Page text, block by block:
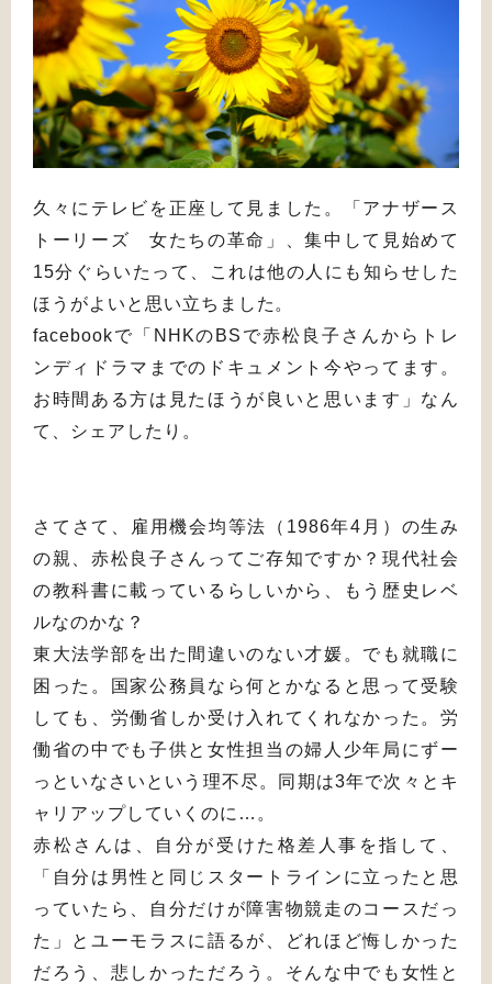
久々にテレビを正座して見ました。「アナザース
トーリーズ 女たちの革命」、集中して見始めて
15分ぐらいたって、これは他の人にも知らせした
ほうがよいと思い立ちました。
facebookで「NHKのBSで赤松良子さんからトレ
ンディドラマまでのドキュメント今やってます。
お時間ある方は見たほうが良いと思います」なん
て、シェアしたり。
さてさて、雇用機会均等法（1986年4月）の生み
の親、赤松良子さんってご存知ですか？現代社会
の教科書に載っているらしいから、もう歴史レベ
ルなのかな？
東大法学部を出た間違いのない才媛。でも就職に
困った。国家公務員なら何とかなると思って受験
しても、労働省しか受け入れてくれなかった。労
働省の中でも子供と女性担当の婦人少年局にずー
っといなさいという理不尽。同期は3年で次々とキ
ャリアップしていくのに…。
赤松さんは、自分が受けた格差人事を指して、
「自分は男性と同じスタートラインに立ったと思
っていたら、自分だけが障害物競走のコースだっ
た」とユーモラスに語るが、どれほど悔しかった
だろう、悲しかっただろう。そんな中でも女性と